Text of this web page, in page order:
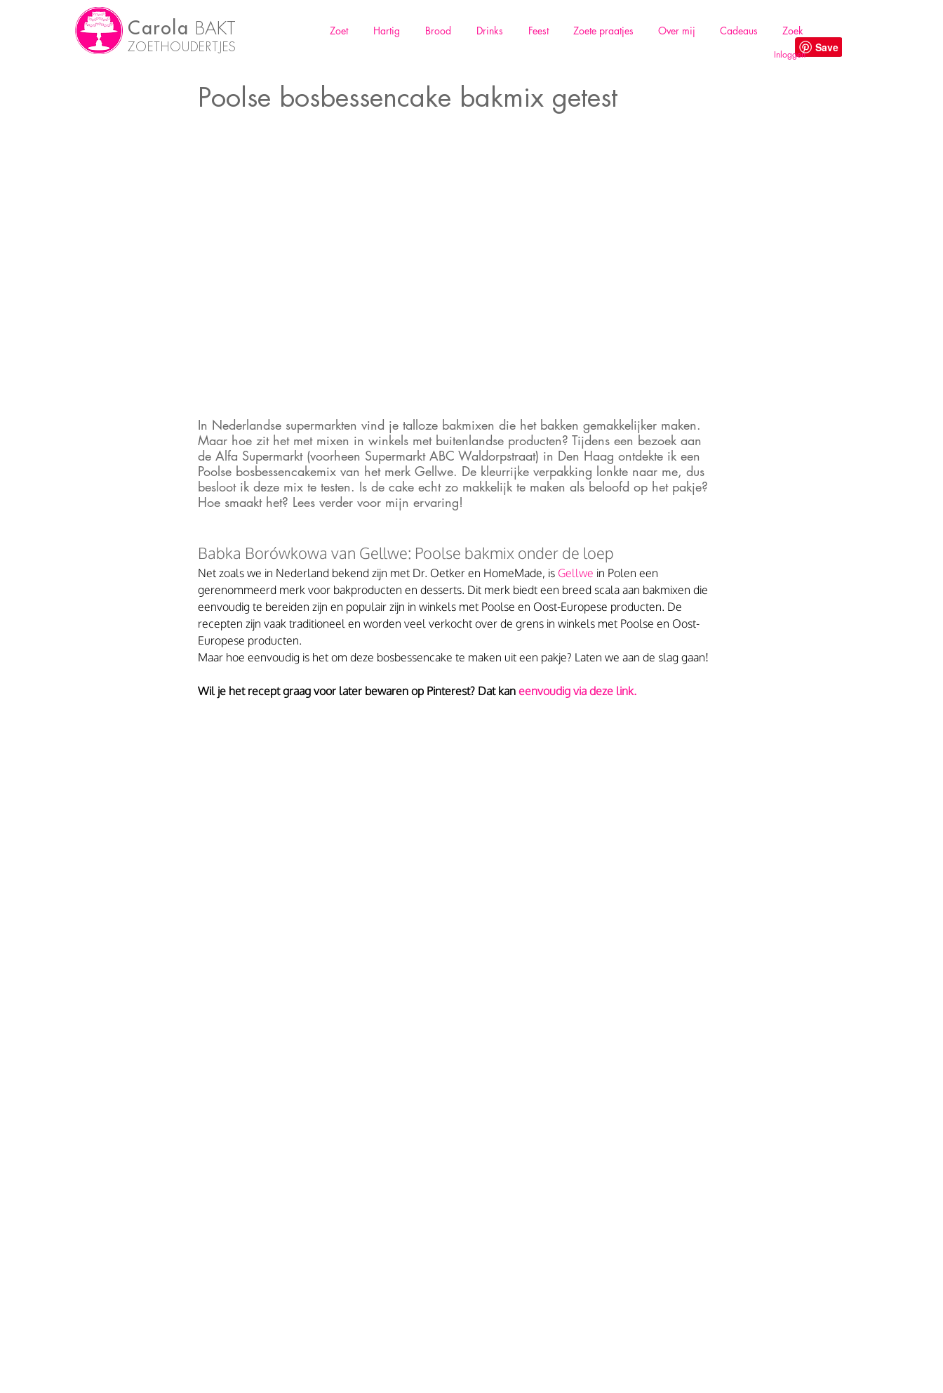
Carola BAKT
ZOETHOUDERTJES
Zoet Hartig Brood Drinks Feest Zoete praatjes Over mij Cadeaus Zoek
Inloggen
Poolse bosbessencake bakmix getest
In Nederlandse supermarkten vind je talloze bakmixen die het bakken gemakkelijker maken.
Maar hoe zit het met mixen in winkels met buitenlandse producten? Tijdens een bezoek aan
de Alfa Supermarkt (voorheen Supermarkt ABC Waldorpstraat) in Den Haag ontdekte ik een
Poolse bosbessencakemix van het merk Gellwe. De kleurrijke verpakking lonkte naar me, dus
besloot ik deze mix te testen. Is de cake echt zo makkelijk te maken als beloofd op het pakje?
Hoe smaakt het? Lees verder voor mijn ervaring!
Babka Borówkowa van Gellwe: Poolse bakmix onder de loep
Net zoals we in Nederland bekend zijn met Dr. Oetker en HomeMade, is Gellwe in Polen een
gerenommeerd merk voor bakproducten en desserts. Dit merk biedt een breed scala aan bakmixen die
eenvoudig te bereiden zijn en populair zijn in winkels met Poolse en Oost-Europese producten. De
recepten zijn vaak traditioneel en worden veel verkocht over de grens in winkels met Poolse en Oost-
Europese producten.
Maar hoe eenvoudig is het om deze bosbessencake te maken uit een pakje? Laten we aan de slag gaan!
Wil je het recept graag voor later bewaren op Pinterest? Dat kan eenvoudig via deze link.